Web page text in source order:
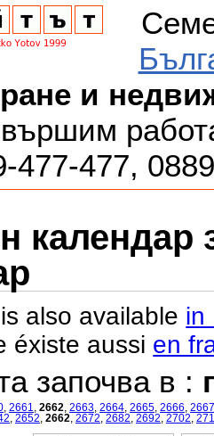
и
477-477,
календар
also available in
éxiste aussi en
започва в :
2661 2662 2663 2664 2665 2666 2667
2652 2662 2672 2682 2692 2702